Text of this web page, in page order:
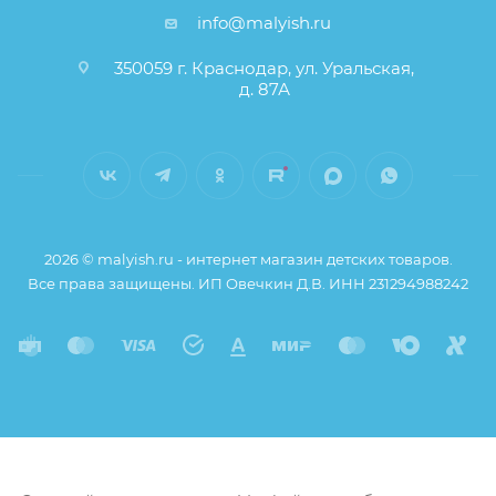
info@malyish.ru
350059 г. Краснодар, ул. Уральская,
д. 87А
2026 © malyish.ru - интернет магазин детских товаров.
Все права защищены. ИП Овечкин Д.В. ИНН 231294988242